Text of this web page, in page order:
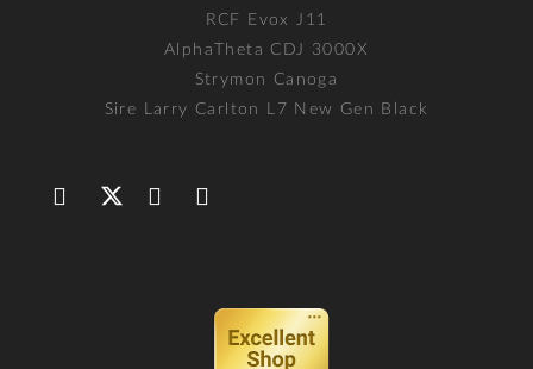
RCF Evox J11
AlphaTheta CDJ 3000X
Strymon Canoga
Sire Larry Carlton L7 New Gen Black